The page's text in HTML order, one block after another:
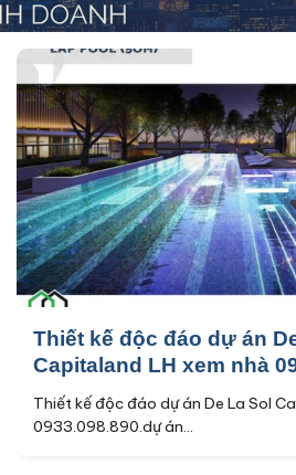
Thiết kế độc đáo dự án
Capitaland LH xem nhà
Thiết kế độc đáo dự án De La Sol
0933.098.890.dự án...